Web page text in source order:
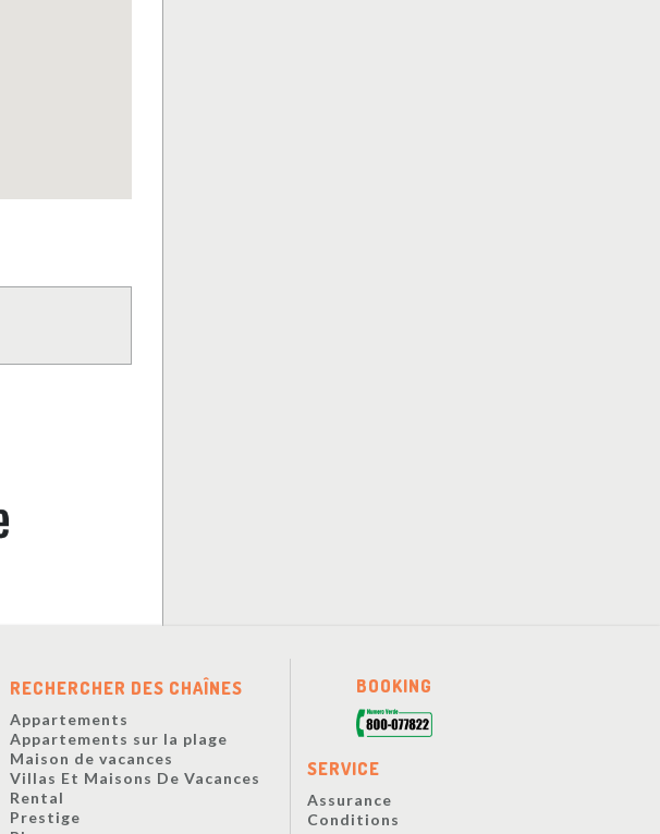
RECHERCHER DES CHAÎNES
Appartements
Appartements sur la plage
Maison de vacances
Villas Et Maisons De Vacances
Rental
Prestige
BOOKING
SERVICE
Assurance
Conditions